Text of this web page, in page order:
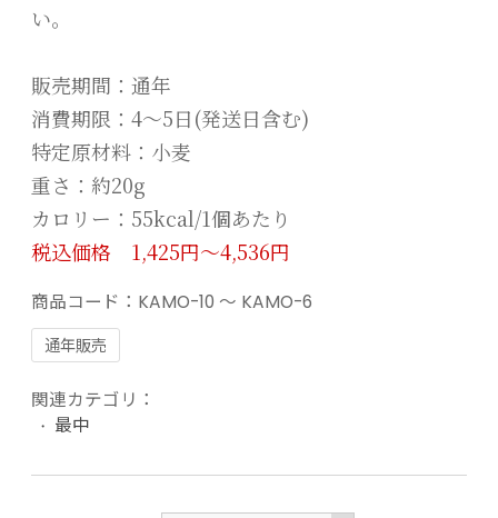
い。
販売期間：通年
消費期限：4～5日(発送日含む)
特定原材料：小麦
重さ：約20g
カロリー：55kcal/1個あたり
税込価格 1,425円〜4,536円
商品コード： KAMO-10 ～ KAMO-6
通年販売
関連カテゴリ：
最中